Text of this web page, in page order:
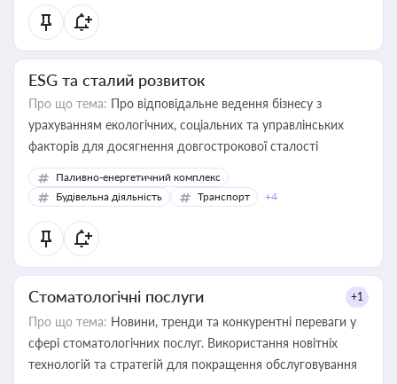
ESG та сталий розвиток
Про що тема: Про відповідальне ведення бізнесу з
урахуванням екологічних, соціальних та управлінських
факторів для досягнення довгострокової сталості
Паливно-енергетичний комплекс
Будівельна діяльність
Транспорт +4
Стоматологічні послуги +1
Про що тема: Новини, тренди та конкурентні переваги у
сфері стоматологічних послуг. Використання новітніх
технологій та стратегій для покращення обслуговування